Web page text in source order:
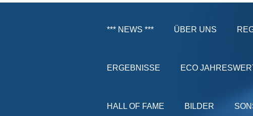
*** NEWS *** ÜBER UNS
ERGEBNISSE ECO
HALL OF FAME BILDER